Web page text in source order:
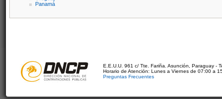
Panamá
E.E.U.U. 961 c/ Tte. Fariña. Asunción, Paraguay -
Horario de Atención: Lunes a Viernes de 07:00 a
Preguntas Frecuentes